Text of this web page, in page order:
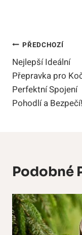
Navigace
Pro
Příspěvek
PŘEDCHOZÍ
Nejlepší Ideální
Přepravka pro
Perfektní Spojení
Pohodlí a Bezpečí!
Podobné